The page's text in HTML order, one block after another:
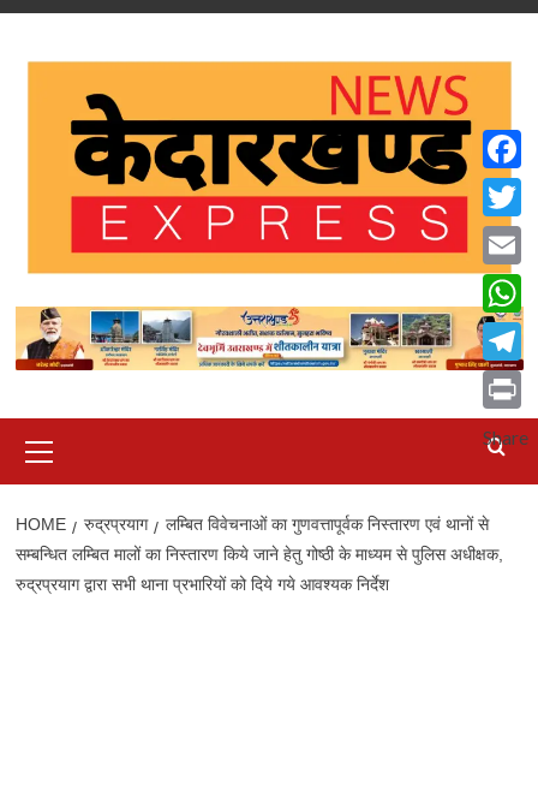
Skip
Menu
HOME रुद्रप्रयाग
लम्बित विवेचनाओं का गुणवत्तापूर्वक निस्तारण एवं थानों से
सम्बन्धित लम्बित मालों का निस्तारण किये जाने हेतु गोष्ठी के माध्यम से पुलिस अधीक्षक,
रुद्रप्रयाग द्वारा सभी थाना प्रभारियों को दिये गये आवश्यक निर्देश
Email
Print
Share